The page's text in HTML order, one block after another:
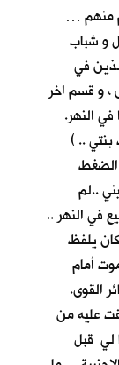
منهم …
و شباب
في
، و قسم اخر
النهر.
.. )
الضغط
..لم
في النهر ..
يلفظ
أمام
القوى.
عليه من
لي قبل